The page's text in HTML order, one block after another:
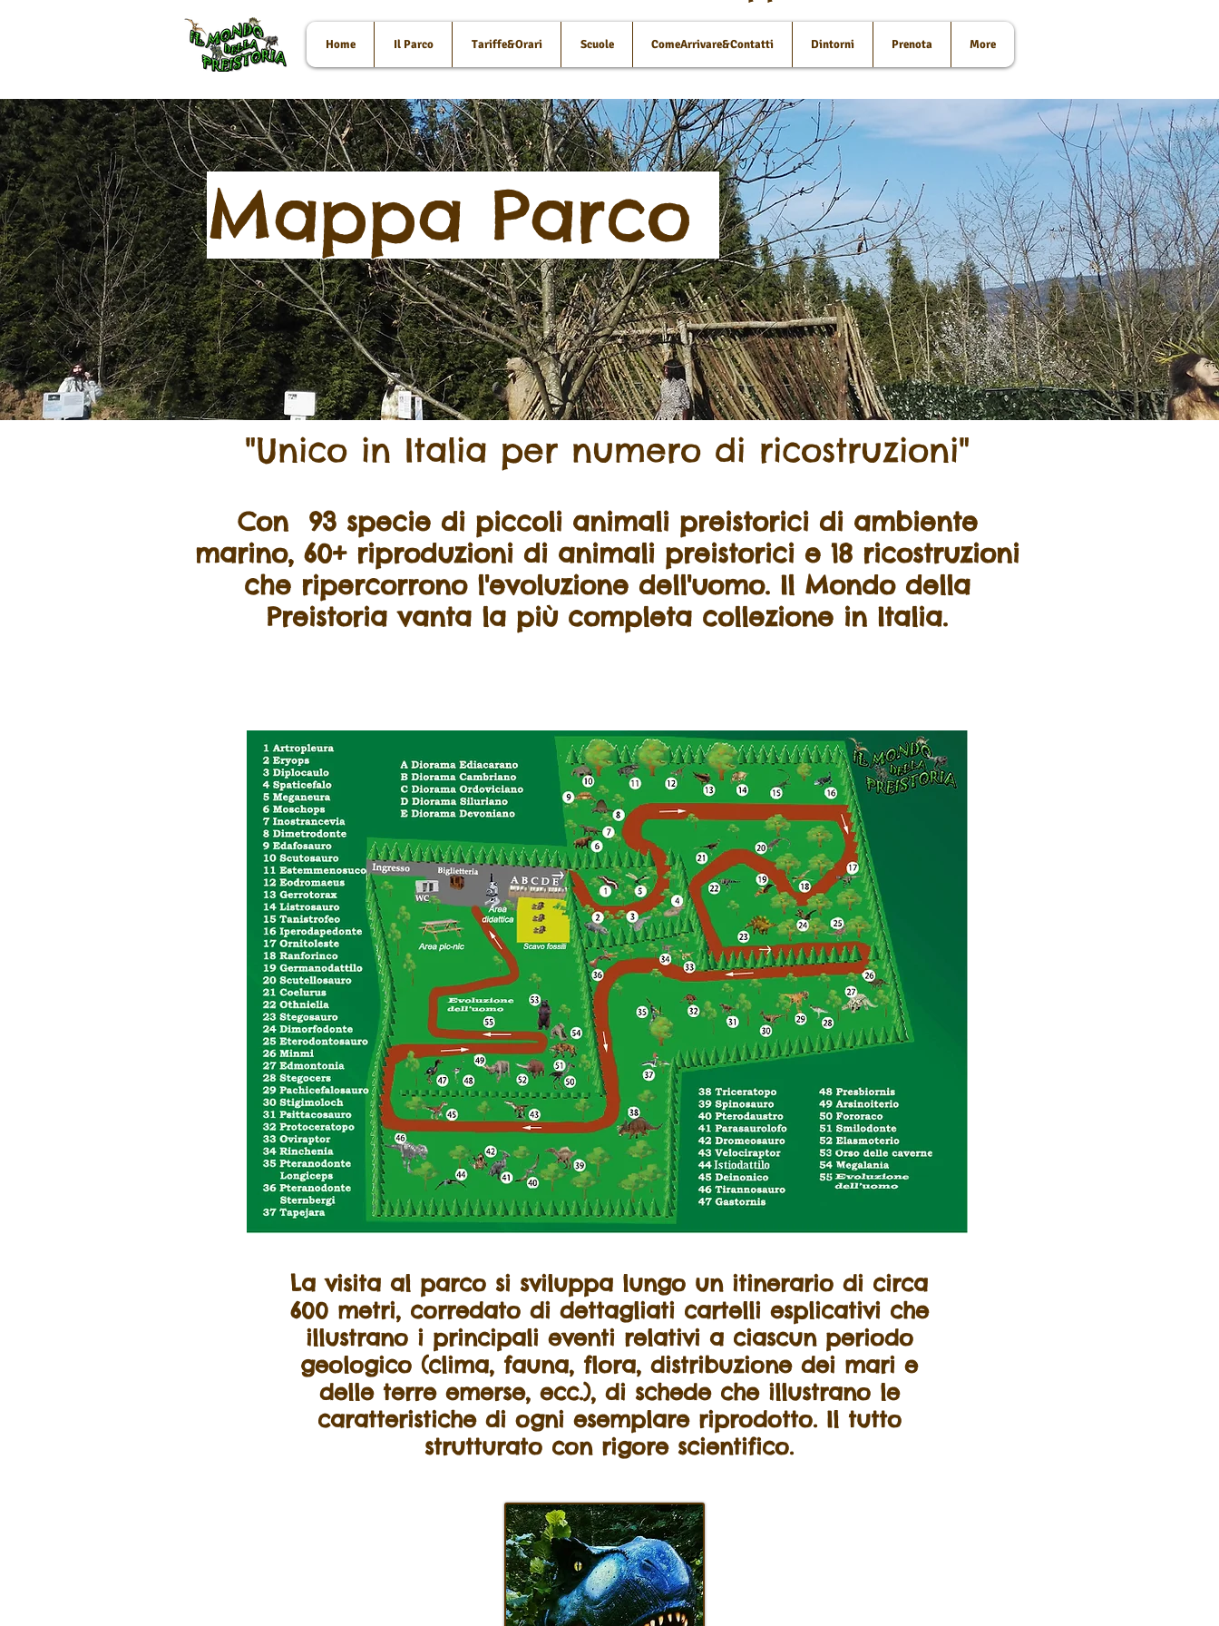
Home Il Parco Tariffe&Orari Scuole ComeArrivare&Contatti Dintorni Prenota More
Mappa Parco
"Unico in Italia per numero di ricostruzioni"
Con 93 specie di piccoli animali preistorici di ambiente
marino, 60+ riproduzioni di animali preistorici e 18 ricostruzioni
che ripercorrono l'evoluzione dell'uomo. Il Mondo della
Preistoria vanta la più completa collezione in Italia.
La visita al parco si sviluppa lungo un itinerario di circa
600 metri, corredato di dettagliati cartelli esplicativi che
illustrano i principali eventi relativi a ciascun periodo
geologico (clima, fauna, flora, distribuzione dei mari e
delle terre emerse, ecc.), di schede che illustrano le
caratteristiche di ogni esemplare riprodotto. Il tutto
strutturato con rigore scientifico.